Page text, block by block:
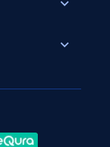
expand_more
expand_more